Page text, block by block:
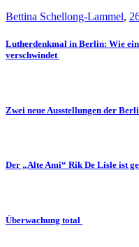
Bettina Schellong-Lammel,
Lutherdenkmal in Berlin: Wie
verschwindet
Zwei neue Ausstellungen der
Der „Alte Ami“ Rik De Lisle ist
Überwachung total